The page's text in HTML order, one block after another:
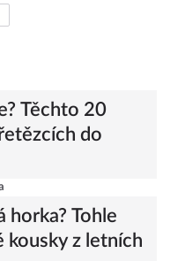
Těchto 20
do
horka? Tohle
kousky z letních